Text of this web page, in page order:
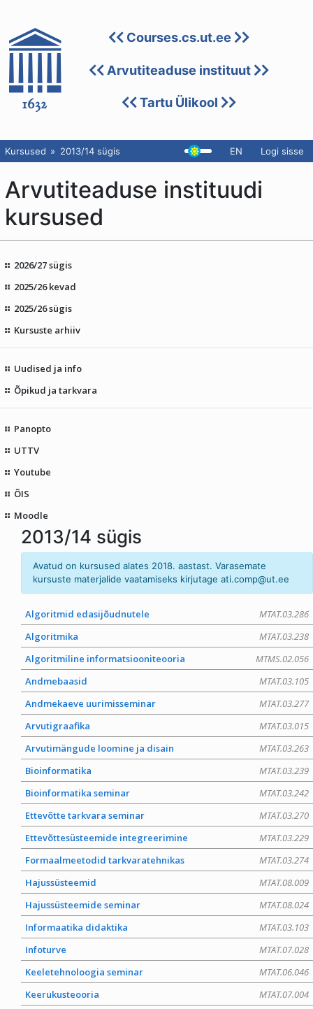
Courses.cs.ut.ee
Arvutiteaduse instituut
Tartu Ülikool
Kursused 2013/14 sügis EN Logi sisse
Arvutiteaduse instituudi
kursused
2026/27 sügis
2025/26 kevad
2025/26 sügis
Kursuste arhiiv
Uudised ja info
Õpikud ja tarkvara
Panopto
UTTV
Youtube
ÕIS
Moodle
2013/14 sügis
Avatud on kursused alates 2018. aastast. Varasemate
kursuste materjalide vaatamiseks kirjutageati.comp@ut.ee
MTAT.03.286
Algoritmid edasijõudnutele
MTAT.03.238
Algoritmika
MTMS.02.056
Algoritmiline informatsiooniteooria
MTAT.03.105
Andmebaasid
MTAT.03.277
Andmekaeve uurimisseminar
MTAT.03.015
Arvutigraafika
MTAT.03.263
Arvutimängude loomine ja disain
MTAT.03.239
Bioinformatika
MTAT.03.242
Bioinformatika seminar
MTAT.03.270
Ettevõtte tarkvara seminar
MTAT.03.229
Ettevõttesüsteemide integreerimine
MTAT.03.274
Formaalmeetodid tarkvaratehnikas
MTAT.08.009
Hajussüsteemid
MTAT.08.024
Hajussüsteemide seminar
MTAT.03.103
Informaatika didaktika
MTAT.07.028
Infoturve
MTAT.06.046
Keeletehnoloogia seminar
MTAT.07.004
Keerukusteooria